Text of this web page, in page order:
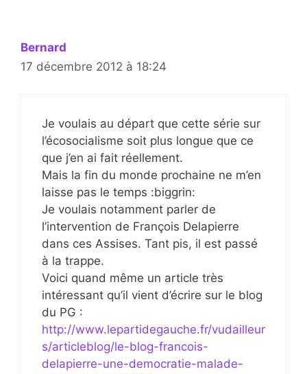
Bernard
17 décembre 2012 à 18:24
Je voulais au départ que cette série sur
l’écosocialisme soit plus longue que ce
que j’en ai fait réellement.
Mais la fin du monde prochaine ne m’en
laisse pas le temps :biggrin:
Je voulais notamment parler de
l’intervention de François Delapierre
dans ces Assises. Tant pis, il est passé
à la trappe.
Voici quand même un article très
intéressant qu’il vient d’écrire sur le blog
du PG :
http://www.lepartidegauche.fr/vudailleur
s/articleblog/le-blog-francois-
delapierre-une-democratie-malade-